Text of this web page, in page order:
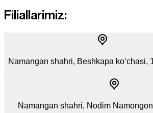
Filiallarimiz:
Namangan shahri, Beshkapa ko‘chasi,
Namangan shahri, Nodim